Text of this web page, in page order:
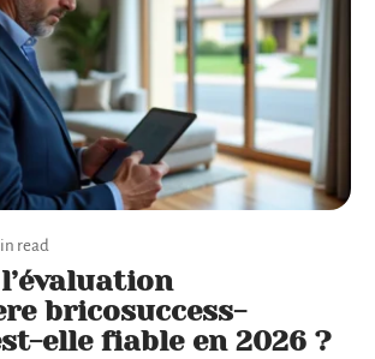
read
bricosuccess-
elle fiable en 2026 ?